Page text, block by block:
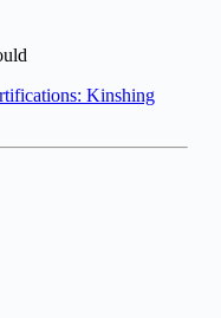
Kinshing